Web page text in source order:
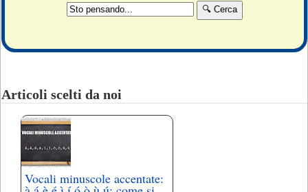
Articoli scelti da noi
Vocali minuscole accentate: